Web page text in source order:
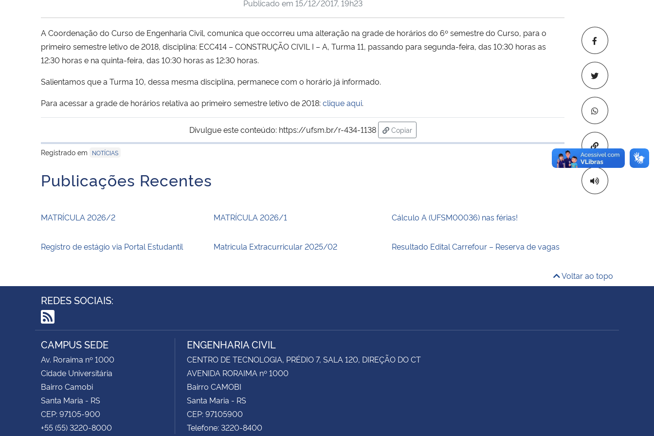
Copiar para
Publicado em 15/12/2017, 19h23
A Coordenação do Curso de Engenharia Civil, comunica que occorreu uma alteração na grade de horários do 6º semestre do Curso, para o
primeiro semestre letivo de 2018, disciplina: ECC414 – CONSTRUÇÃO CIVIL I – A, Turma 11, passando para segunda-feira, das 10:30 horas as
12:30 horas e na quinta-feira, das 10:30 horas as 12:30 horas.
Salientamos que a Turma 10, dessa mesma disciplina, permanece com o horário já informado.
Para acessar a grade de horários relativa ao primeiro semestre letivo de 2018: clique aqui.
Divulgue este conteúdo: https://ufsm.br/r-434-1138
Copiar
para área de transferência
Registrado em
NOTÍCIAS
Publicações Recentes
MATRÍCULA 2026/2 MATRÍCULA 2026/1 Cálculo A (UFSM00036) nas férias!
Registro de estágio via Portal Estudantil Matricula Extracurricular 2025/02 Resultado Edital Carrefour – Reserva de vagas
Voltar ao topo
REDES SOCIAIS:
RSS
CAMPUS SEDE
Av. Roraima nº 1000
Cidade Universitária
Bairro Camobi
Santa Maria - RS
CEP: 97105-900
+55 (55) 3220-8000
ENGENHARIA CIVIL
CENTRO DE TECNOLOGIA, PRÉDIO 7, SALA 120, DIREÇÃO DO CT
AVENIDA RORAIMA nº 1000
Bairro CAMOBI
Santa Maria - RS
CEP: 97105900
Telefone: 3220-8400